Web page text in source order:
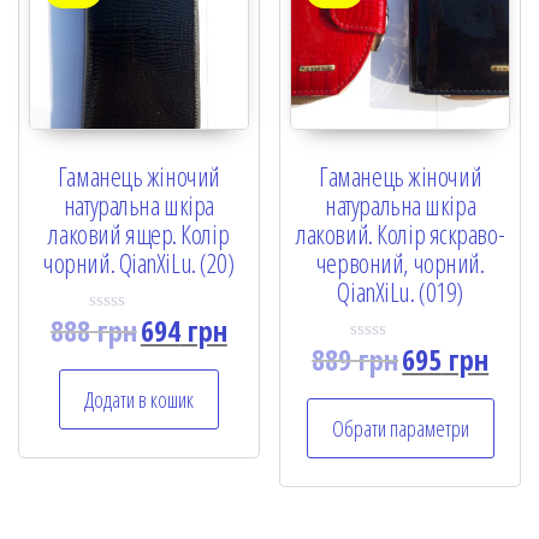
Гаманець жіночий
натуральна шкіра
лаковий ящер. Колір
чорний. QianXiLu. (20)
R
a
d
0
o
u
888грн694грн
Додати в кошик
Гаманець жіночий
натуральна шкіра
лаковий. Колір яскраво-
червоний, чорний.
QianXiLu. (019)
R
d
0
o
u
889грн695 грн
Обрати параметри